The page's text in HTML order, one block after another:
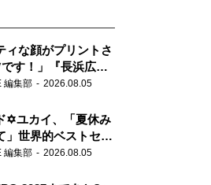
ィな顔がプリントさ
す！」『長浜広奈
の番組グッズ発売
編集部 2026.08.05
✡ユカイ、「夏休み
」世界的ベストセラ
シア』を紹介
編集部 2026.08.05